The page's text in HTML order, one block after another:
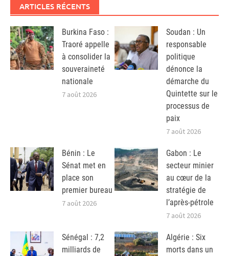
ARTICLES RÉCENTS
Burkina Faso :
Traoré appelle
à consolider la
souveraineté
nationale
7 août 2026
Soudan : Un
responsable
politique
dénonce la
démarche du
Quintette sur le
processus de
paix
7 août 2026
Bénin : Le
Sénat met en
place son
premier bureau
7 août 2026
Gabon : Le
secteur minier
au cœur de la
stratégie de
l’après-pétrole
7 août 2026
Sénégal : 7,2
milliards de
Algérie : Six
morts dans un